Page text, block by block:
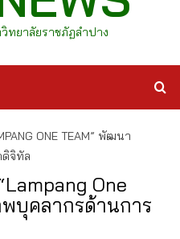
ทยาลัยราชภัฏลำปาง
ONE TEAM” พัฒนา
จิทัล
One
บุคลากรด้านการ